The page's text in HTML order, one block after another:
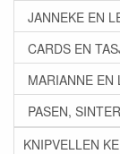
JANNEKE EN
CARDS EN
MARIANNE EN
PASEN,
KNIPVELLEN